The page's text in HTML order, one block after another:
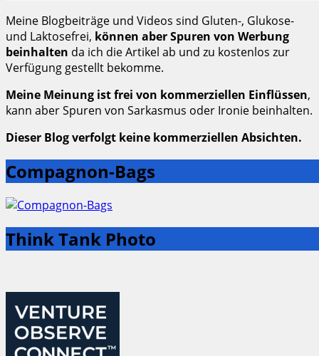
Meine Blogbeiträge und Videos sind Gluten-, Glukose-
und Laktosefrei, können aber Spuren von Werbung
beinhalten da ich die Artikel ab und zu kostenlos zur
Verfügung gestellt bekomme.
Meine Meinung ist frei von kommerziellen Einflüssen,
kann aber Spuren von Sarkasmus oder Ironie beinhalten.
Dieser Blog verfolgt keine kommerziellen Absichten.
Compagnon-Bags
Think Tank Photo